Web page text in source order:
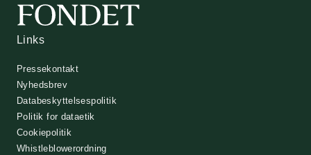
Links
Pressekontakt
Nyhedsbrev
Databeskyttelsespolitik
Politik for dataetik
Cookiepolitik
Whistleblowerordning